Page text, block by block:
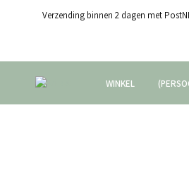
Verzending binnen 2 dagen met
WINKEL